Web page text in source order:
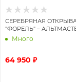
СЕРЕБРЯНАЯ
"ФОРЕЛЬ" –
Много
64 950 ₽